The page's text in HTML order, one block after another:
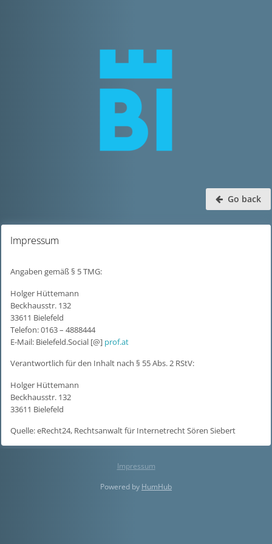
Go back
Impressum
Angaben gemäß § 5 TMG:
Holger Hüttemann
Beckhausstr. 132
33611 Bielefeld
Telefon: 0163 – 4888444
E-Mail: Bielefeld.Social [@] prof.at
Verantwortlich für den Inhalt nach § 55 Abs. 2 RStV:
Holger Hüttemann
Beckhausstr. 132
33611 Bielefeld
Quelle: eRecht24, Rechtsanwalt für Internetrecht Sören Siebert
Impressum
Powered by HumHub